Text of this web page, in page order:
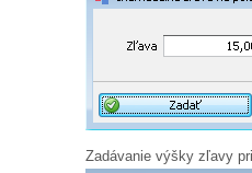
Zadávanie výšky zľavy